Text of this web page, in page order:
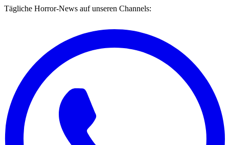
Tägliche Horror-News auf unseren Channels: